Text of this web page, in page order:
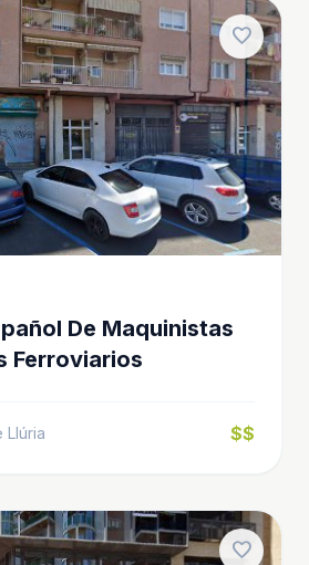
favorite
De Maquinistas
Ferroviarios
Llúria $$
favorite